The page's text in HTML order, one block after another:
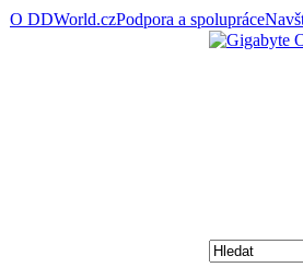
O DDWorld.czPodpora a spolupráce